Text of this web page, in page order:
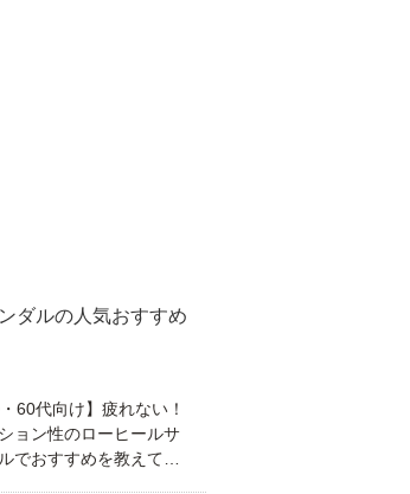
ダルの人気おすすめ
・60代向け】疲れない！
ョン性のローヒールサ
でおすすめを教えてく